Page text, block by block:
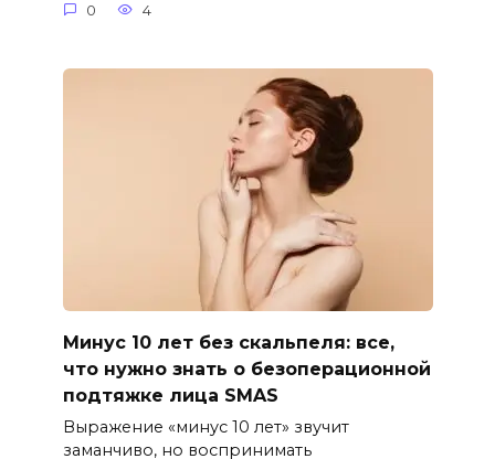
0 4
Минус 10 лет без скальпеля: все,
что нужно знать о безоперационной
подтяжке лица SMAS
Выражение «минус 10 лет» звучит
заманчиво, но воспринимать